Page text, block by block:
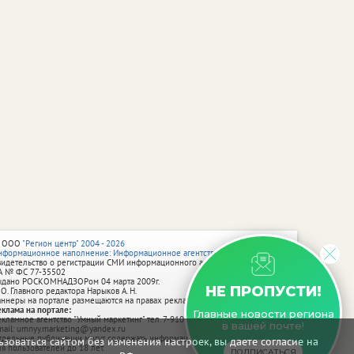
сайтом без изменения настроек, вы даете согласие на
НЕ ПРОПУСТИ!
Главные новости региона
в вашей почте!
"Регион центр" 2004 - 2026
наполнение: Информационное агентство vRossii.ru
о регистрации СМИ информационного агентства vRossii.ru
№ ФС 77‑35502
РОСКОМНАДЗОРом 04 марта 2009г.
Главного редактора Нарыков А. Н.
на портале размещаются на правах рекламы.
на портале:
агентство "Умный маркетинг" тел. 7-910-267-70-40,
umnyy.marketing@yandex.ru
публикации могут содержать информацию, не предназначенную
пользователей до 18 лет.